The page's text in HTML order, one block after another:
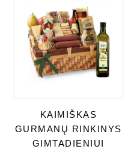
KAIMIŠKAS
GURMANŲ RINKINYS
GIMTADIENIUI